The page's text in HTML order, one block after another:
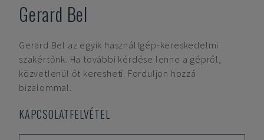
Gerard Bel
Gerard Bel az egyik használtgép-kereskedelmi
szakértőnk. Ha további kérdése lenne a gépről,
közvetlenül őt keresheti. Forduljon hozzá
bizalommal.
KAPCSOLATFELVÉTEL